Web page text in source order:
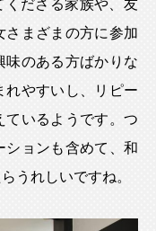
くださる家族や、友
さまざまの方に参加
味のある方ばかりな
れやすいし、リピー
ているようです。つ
ションも含めて、和
うれしいですね。